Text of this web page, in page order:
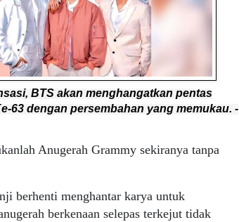
BTS akan menghangatkan pentas
63 dengan persembahan yang memukau. -
Anugerah Grammy sekiranya tanpa
berhenti menghantar karya untuk
berkenaan selepas terkejut tidak